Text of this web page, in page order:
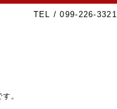
TEL / 099-226-3321
。